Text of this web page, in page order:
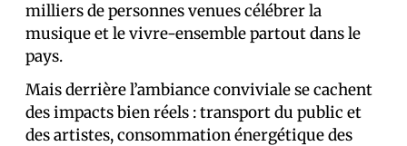
milliers de personnes venues célébrer la
musique et le vivre-ensemble partout dans le
pays.
Mais derrière l’ambiance conviviale se cachent
des impacts bien réels : transport du public et
des artistes, consommation énergétique des